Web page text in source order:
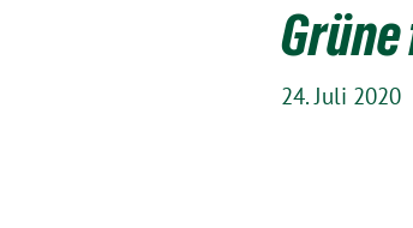
24. Juli 2020